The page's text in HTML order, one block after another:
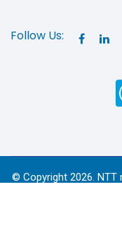
Follow Us:
© Copyright 2026. NTT